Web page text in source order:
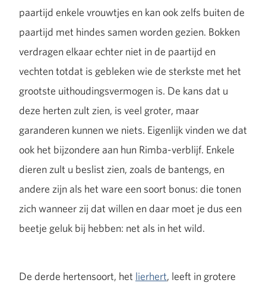
paartijd enkele vrouwtjes en kan ook zelfs buiten de
paartijd met hindes samen worden gezien. Bokken
verdragen elkaar echter niet in de paartijd en
vechten totdat is gebleken wie de sterkste met het
grootste uithoudingsvermogen is. De kans dat u
deze herten zult zien, is veel groter, maar
garanderen kunnen we niets. Eigenlijk vinden we dat
ook het bijzondere aan hun Rimba-verblijf. Enkele
dieren zult u beslist zien, zoals de bantengs, en
andere zijn als het ware een soort bonus: die tonen
zich wanneer zij dat willen en daar moet je dus een
beetje geluk bij hebben: net als in het wild.
De derde hertensoort, het lierhert, leeft in grotere